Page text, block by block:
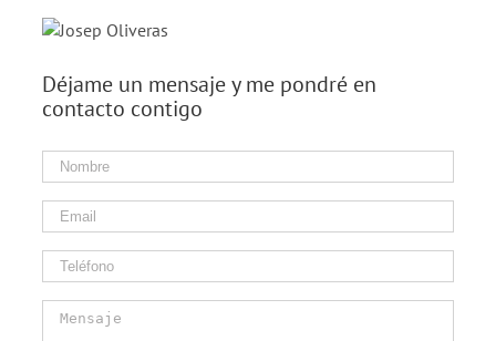
Déjame un mensaje y me pondré en
contacto contigo